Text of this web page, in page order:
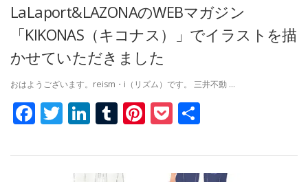
LaLaport&LAZONAのWEBマガジン
「KIKONAS（キコナス）」でイラストを描
かせていただきました
おはようございます。reism・i（リズム）です。 三井不動 …
Facebook
Twitter
LinkedIn
Tumblr
Pinterest
Pocket